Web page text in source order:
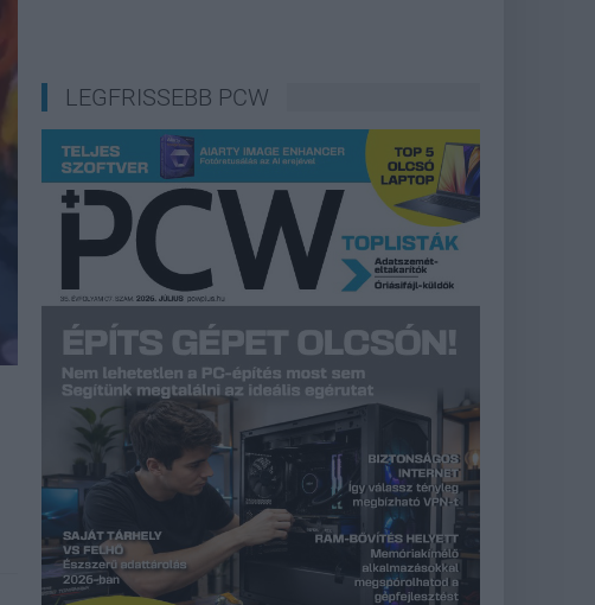
LEGFRISSEBB PCW